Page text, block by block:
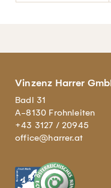
Vinzenz Harrer
Badl 31
A-8130 Frohnleiten
+43 3127 / 20945
office@harrer.at